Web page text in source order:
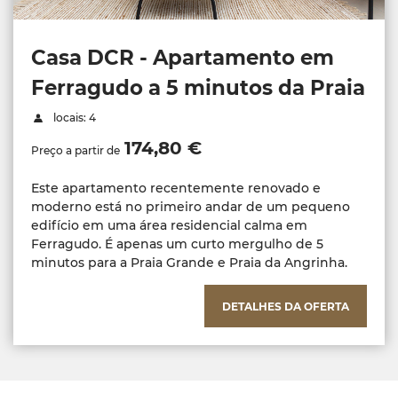
Casa DCR - Apartamento em
Ferragudo a 5 minutos da Praia
locais: 4
Preço a partir de 174,80 €
Este apartamento recentemente renovado e
moderno está no primeiro andar de um pequeno
edifício em uma área residencial calma em
Ferragudo. É apenas um curto mergulho de 5
minutos para a Praia Grande e Praia da Angrinha.
DETALHES DA OFERTA